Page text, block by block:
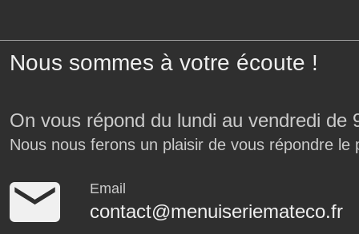
Nous sommes à votre écoute !
On vous répond du lundi au vendredi
Nous nous ferons un plaisir de vous répondre le
Email
contact@menuiseriemateco.fr